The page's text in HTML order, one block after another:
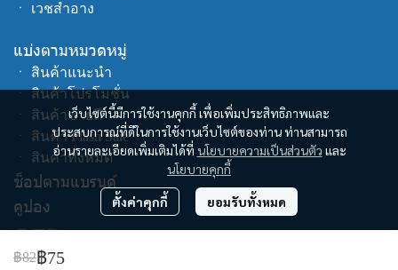
฿82฿75
เว็บไซต์นี้มีการใช้งานคุกกี้ เพื่อเพิ่มประสิทธิภาพและ
ประสบการณ์ที่ดีในการใช้งานเว็บไซต์ของท่าน ท่านสามารถ
อ่านรายละเอียดเพิ่มเติมได้ที่ นโยบายความเป็นส่วนตัว และ
นโยบายคุกกี้
ตั้งค่าคุกกี้ ยอมรับทั้งหมด
ㆍ
เวชสำอาง
แบ่งตามหมวดหมู่
ㆍ สินค้าแนะนำ
ㆍสินค้าโปรโมชั่น
ㆍ สินค้าขายดี
ㆍ สินค้า Flash Sale
ㆍ สินค้าทั้งหมด
ช็อปตามแบรนด์
คูปอง